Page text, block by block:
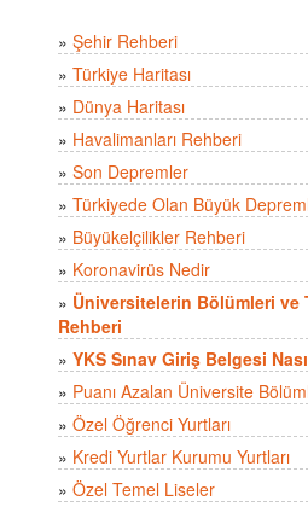
» Şehir Rehberi
» Türkiye Haritası
» Dünya Haritası
» Havalimanları Rehberi
» Son Depremler
» Türkiyede Olan Büyük
» Büyükelçilikler Rehberi
» Koronavirüs Nedir
» Üniversitelerin Bölümleri ve
Rehberi
» YKS Sınav Giriş Belgesi
» Puanı Azalan Üniversite
» Özel Öğrenci Yurtları
» Kredi Yurtlar Kurumu Yurtları
» Özel Temel Liseler